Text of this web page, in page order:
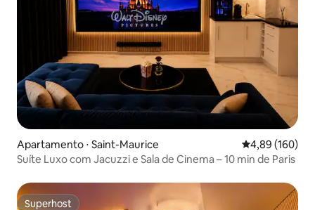
Apartamento ⋅ Saint-Maurice 4,89 de uma
4,89 (160)
Suíte Luxo com Jacuzzi e Sala de Cinema – 10 min de Paris
Superhost